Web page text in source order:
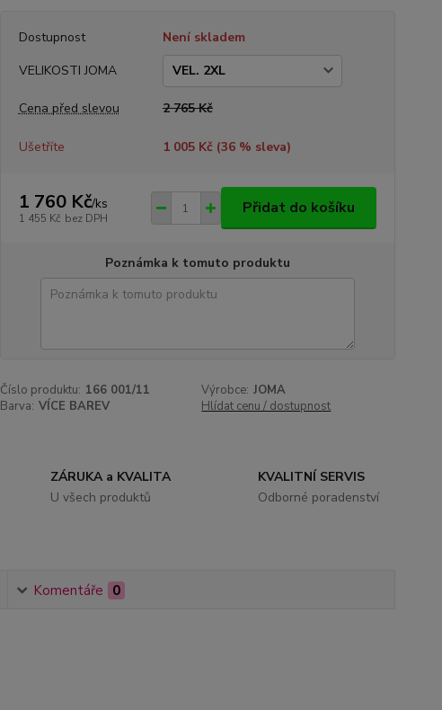
Dostupnost
Není skladem
VELIKOSTI JOMA
Cena před slevou 2 765 Kč
Ušetříte 1 005 Kč (36% sleva)
1 760 Kč/ks
1 455 Kč bez DPH
Přidat do košíku
Poznámka k tomuto produktu
Číslo produktu: 166 001/11 Výrobce: JOMA
Barva: VÍCE BAREV Hlídat cenu / dostupnost
ZÁRUKA a KVALITA
U všech produktů
KVALITNÍ SERVIS
Odborné poradenství
Komentáře 0